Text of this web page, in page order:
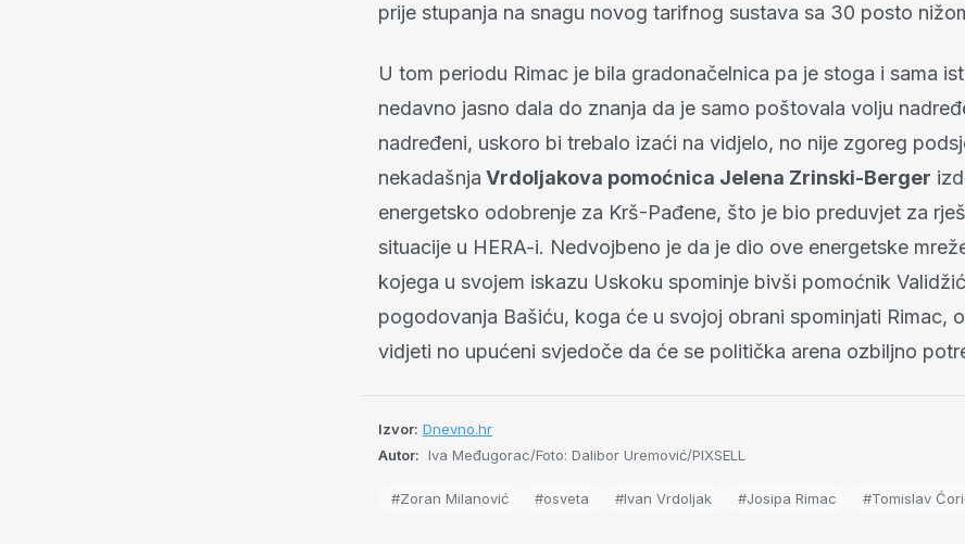
prije stupanja na snagu novog tarifnog sustava sa 30 posto
U tom periodu Rimac je bila gradonačelnica pa je stoga i sama
nedavno jasno dala do znanja da je samo poštovala volju
nadređeni, uskoro bi trebalo izaći na vidjelo, no nije zgoreg
nekadašnja Vrdoljakova pomoćnica Jelena Zrinski-Berger
energetsko odobrenje za Krš-Pađene, što je bio preduvjet za
situacije u HERA-i. Nedvojbeno je da je dio ove energetske
kojega u svojem iskazu Uskoku spominje bivši pomoćnik
pogodovanja Bašiću, koga će u svojoj obrani spominjati Rimac,
vidjeti no upućeni svjedoče da će se politička arena ozbiljno
Izvor: Dnevno.hr
Autor: Iva Međugorac/Foto: Dalibor Uremović/PIXSELL
#Zoran Milanović #osveta #Ivan Vrdoljak #Josipa Rimac #Tomislav